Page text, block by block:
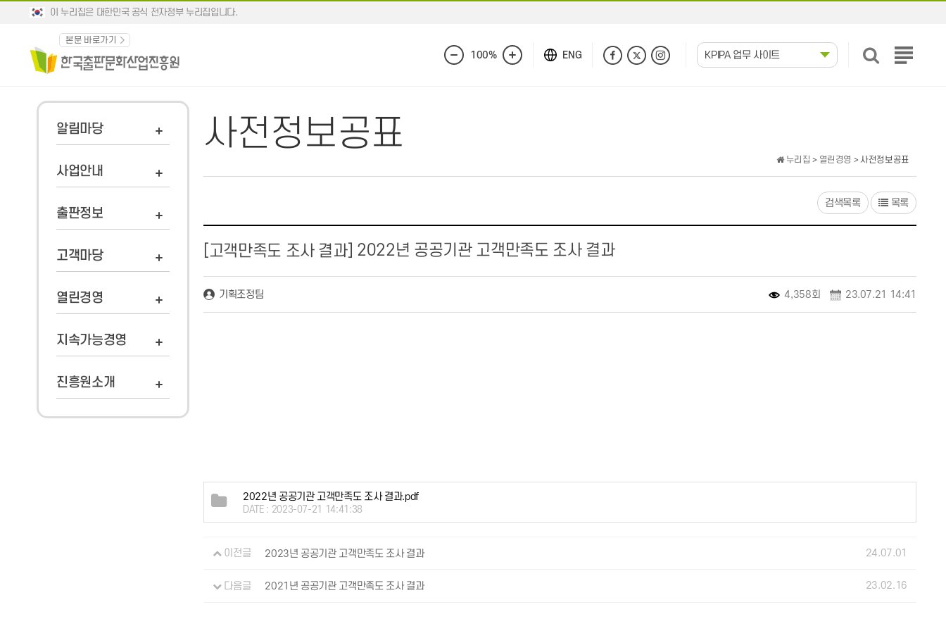
이 누리집은 대한민국 공식 전자정부 누리집입니다.
본문 바로가기
화
100%
화
ENG KPIPA 업무 사이트
전
알림마당
사업안내
출판정보
고객마당
열린경영
지속가능경영
진흥원소개
사전정보공표
누리집 > 열린경영 > 사전정보공표
검색목록 목록
[고객만족도 조사 결과] 2022년 공공기관 고객만족도 조사 결과
기획조정팀 4,358회 23.07.21 14:41
2022년 공공기관 고객만족도 조사 결과.pdf
DATE : 2023-07-21 14:41:38
이전글 2023년 공공기관 고객만족도 조사 결과 24.07.01
다음글 2021년 공공기관 고객만족도 조사 결과 23.02.16